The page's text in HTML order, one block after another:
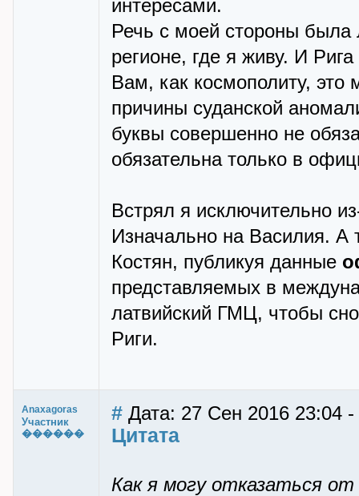
интересами.
Речь с моей стороны была
регионе, где я живу. И
Вам, как космополиту, это
причины суданской
буквы совершенно не
обязательна только в
Встрял я исключительно
Изначально на Василия. А
Костян, публикуя данные
представляемых в
латвийский ГМЦ, чтобы
Риги.
Anaxagoras
Участник
������
# Дата: 27 Сен 2016 23:04
Цитата
Как я могу отказаться